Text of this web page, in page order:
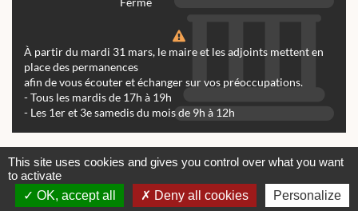
À partir du mardi 31 mars, le maire et les adjoints mettent en
place des permanences
afin de vous écouter et échanger sur vos préoccupations.
- Tous les mardis de 17h à 19h
- Les 1er et 3e samedis du mois de 9h à 12h
Contactez-nous
Mentions légales
© tous droits réservés Mairie de Réalmont 2024 -
This site uses cookies and gives you control over what you want
to activate
OK, accept all
Deny all cookies Personalize